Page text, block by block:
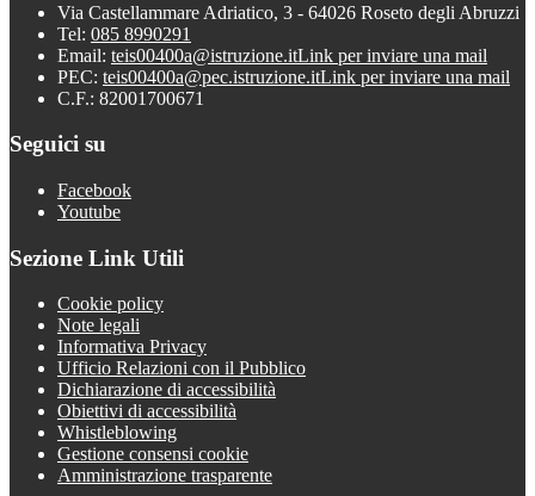
Via Castellammare Adriatico, 3 - 64026 Roseto degli Abruzzi
Tel: 085 8990291
Email: teis00400a@istruzione.itLink per inviare una mail
PEC: teis00400a@pec.istruzione.itLink per inviare una mail
C.F.: 82001700671
Seguici su
Facebook
Youtube
Sezione Link Utili
Cookie policy
Note legali
Informativa Privacy
Ufficio Relazioni con il Pubblico
Dichiarazione di accessibilità
Obiettivi di accessibilità
Whistleblowing
Gestione consensi cookie
Amministrazione trasparente